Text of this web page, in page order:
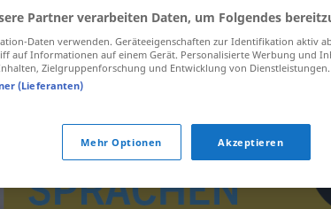
Partner verarbeiten Daten, um Folgendes
Daten verwenden. Geräteeigenschaften zur Identifikation aktiv
auf Informationen auf einem Gerät. Personalisierte Werbung und
Zielgruppenforschung und Entwicklung von Dienstleistungen.
(Lieferanten)
Mehr Optionen Akzeptieren